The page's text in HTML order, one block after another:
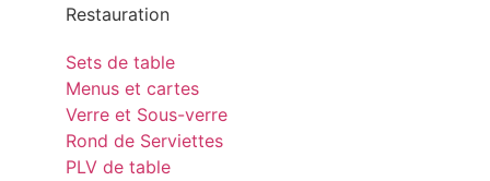
Restauration
Sets de table
Menus et cartes
Verre et Sous-verre
Rond de Serviettes
PLV de table